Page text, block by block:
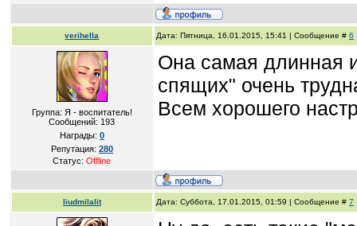
verihella Дата: Пятница, 16.01.2015, 15:41 | Сообщение # 6
Группа: Я - воспитатель!
Сообщений: 193
Награды: 0
Репутация: 280
Статус:Offline
Она самая длинная
спящих" очень
Всем хорошего
liudmilalit Дата: Суббота, 17.01.2015, 01:59 | Сообщение # 7